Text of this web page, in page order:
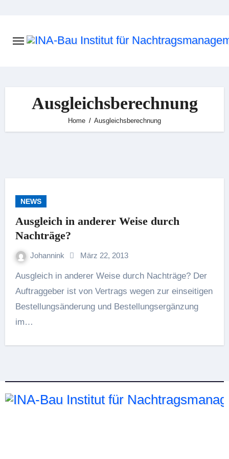
Ausgleichsberechnung
Home Ausgleichsberechnung
NEWS
Ausgleich in anderer Weise durch
Nachträge?
Johannink März 22, 2013
Ausgleich in anderer Weise durch Nachträge? Der
Auftraggeber ist von Vertrags wegen zur einseitigen
Bestellungsänderung und Bestellungsergänzung
im…